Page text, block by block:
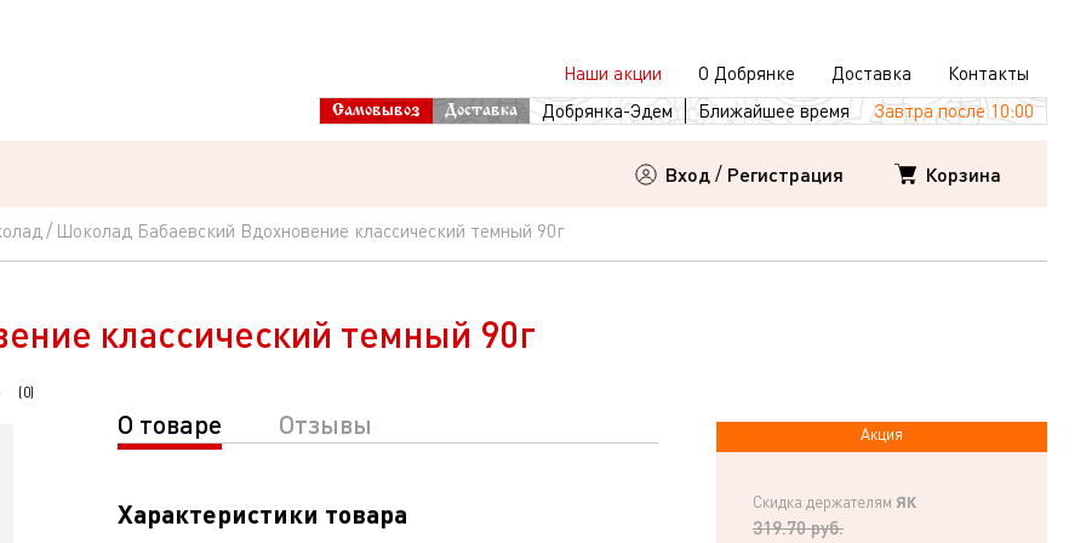
Наши акции О Добрянке Доставка Контакты
Самовывоз Доставка Добрянка-Эдем Ближайшее время Завтра после 10:00
Вход / Регистрация Корзина
Шоколад Бабаевский Вдохновение классический темный 90г
классический темный 90г
(0)
О товаре Отзывы
Характеристики товара
Акция
Скидка держателям ЯК
319.70 руб.